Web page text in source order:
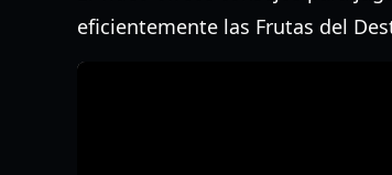
eficientemente las Frutas del